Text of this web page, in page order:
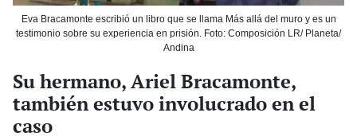
Eva Bracamonte escribió un libro que se llama Más allá del muro y es un
testimonio sobre su experiencia en prisión. Foto: Composición LR/ Planeta/
Andina
Su hermano, Ariel Bracamonte,
también estuvo involucrado en el
caso